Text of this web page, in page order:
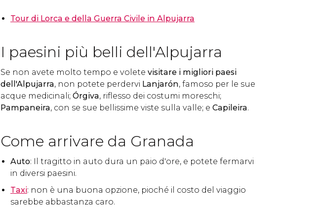
Tour di Lorca e della Guerra Civile in Alpujarra
I paesini più belli dell'Alpujarra
Se non avete molto tempo e volete visitare i migliori paesi
dell'Alpujarra, non potete perdervi Lanjarón, famoso per le sue
acque medicinali; Órgiva, riflesso dei costumi moreschi;
Pampaneira, con se sue bellissime viste sulla valle; e Capileira.
Come arrivare da Granada
Auto: Il tragitto in auto dura un paio d'ore, e potete fermarvi
in diversi paesini.
Taxi: non è una buona opzione, pioché il costo del viaggio
sarebbe abbastanza caro.